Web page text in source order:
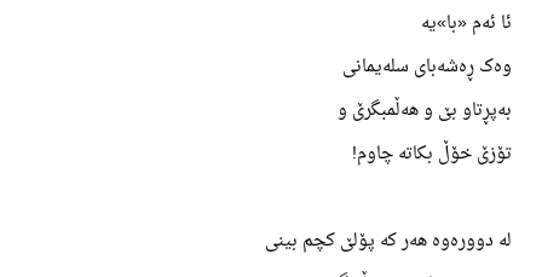
ئا ئەم «با»یە
وەک ڕەشەبای سلەیمانی
بەپڕتاو بێ و هەڵمبگرێ و
تۆزێ خۆڵ بکاتە چاوم!
لە دوورەوە هەر کە پۆلێ کچم بینی